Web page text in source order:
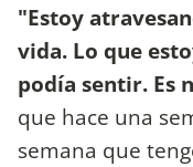
"Estoy
vida. Lo que
podía sentir. Es
que hace una
semana que